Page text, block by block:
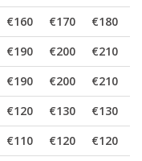
€160 €170 €180
€190 €200 €210
€190 €200 €210
€120 €130 €130
€110 €120 €120